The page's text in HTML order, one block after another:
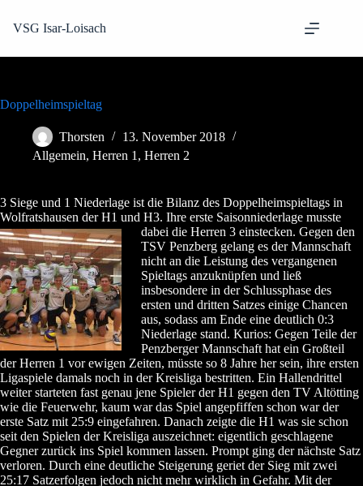
Inhalt
springen
VSG Isar-Loisach
Doppelheimspieltag
Thorsten
13. November 2018
Allgemein, Herren 1 , Herren 2
3 Siege und 1 Niederlage ist die Bilanz des Doppelheimspieltags in
Wolfratshausen der H1 und H3. Ihre erste Saisonniederlage musste
dabei die Herren 3 einstecken. Gegen den
TSV Penzberg gelang es der Mannschaft
nicht an die Leistung des vergangenen
Spieltags anzuknüpfen und ließ
insbesondere in der Schlussphase des
ersten und dritten Satzes einige Chancen
aus, sodass am Ende eine deutlich 0:3
Niederlage stand. Kurios: Gegen Teile der
Penzberger Mannschaft hat ein Großteil
der Herren 1 vor ewigen Zeiten, müsste so 8 Jahre her sein, ihre ersten
Ligaspiele damals noch in der Kreisliga bestritten. Ein Hallendrittel
weiter starteten fast genau jene Spieler der H1 gegen den TV Altötting
wie die Feuerwehr, kaum war das Spiel angepfiffen schon war der
erste Satz mit 25:9 eingefahren. Danach zeigte die H1 was sie schon
seit den Spielen der Kreisliga auszeichnet: eigentlich geschlagene
Gegner zurück ins Spiel kommen lassen. Prompt ging der nächste Satz
verloren. Durch eine deutliche Steigerung geriet der Sieg mit zwei
25:17 Satzerfolgen jedoch nicht mehr wirklich in Gefahr. Mit der